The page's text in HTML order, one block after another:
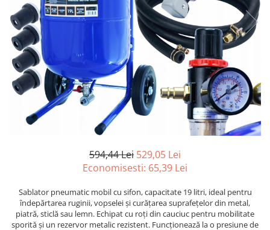
compresoare
Cricuri Auto Hidraulice
Pneumatice si Trapezoidale
Cricuri hidraulice
Cricuri pneumatice
Cricuri trapezoidale
Feon Electric
Generatoare curent
Masini de gaurit si Insurubat
Motoare electrice
Pistol de Lipit
Mixere
Motocositoare si Motosape
Nivela laser
Pistol de vopsit
Pompe
Rotopercutoare si bormasini
Taiat gresie si faianta
Ventilatoare radiatoare
594,44 Lei 529,05 Lei
Economisesti: 65,39 Lei
Sablator pneumatic mobil cu sifon, capacitate 19 litri, ideal pentru
îndepărtarea ruginii, vopselei și curățarea suprafețelor din metal,
piatră, sticlă sau lemn. Echipat cu roți din cauciuc pentru mobilitate
sporită și un rezervor metalic rezistent. Funcționează la o presiune de